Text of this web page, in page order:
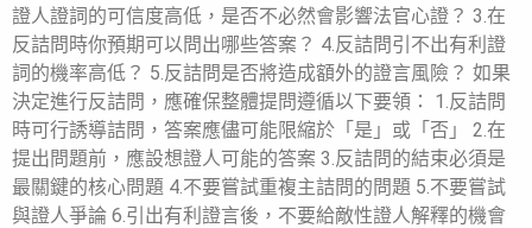
證人證詞的可信度高低，是否不必然會影響法官心證？ 3.在
反詰問時你預期可以問出哪些答案？ 4.反詰問引不出有利證
詞的機率高低？ 5.反詰問是否將造成額外的證言風險？ 如果
決定進行反詰問，應確保整體提問遵循以下要領： 1.反詰問
時可行誘導詰問，答案應儘可能限縮於「是」或「否」 2.在
提出問題前，應設想證人可能的答案 3.反詰問的結束必須是
最關鍵的核心問題 4.不要嘗試重複主詰問的問題 5.不要嘗試
與證人爭論 6.引出有利證言後，不要給敵性證人解釋的機會